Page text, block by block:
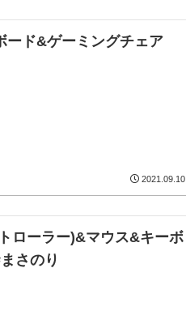
ード&ゲーミングチェア
2021.09.10
ローラー)&マウス&キーボ
さのり